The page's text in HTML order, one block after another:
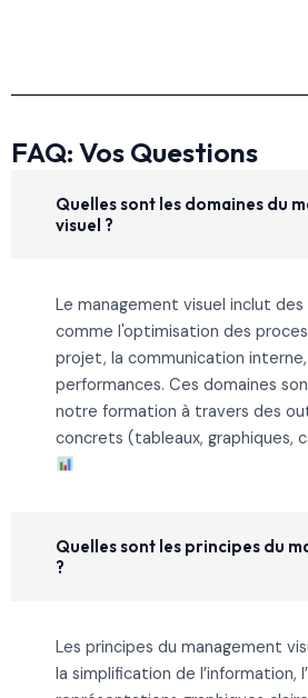
FAQ: Vos Questions
Quelles sont les domaines du
visuel ?
Le management visuel inclut des
comme l'optimisation des
projet, la communication
performances. Ces domaines
notre formation à travers des
concrets (tableaux, graphiques,
Quelles sont les principes du
?
Les principes du management
la simplification de l’information,